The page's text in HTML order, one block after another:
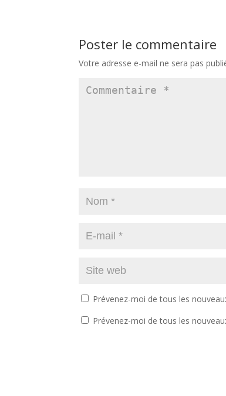
Poster le commentaire
Votre adresse e-mail ne sera pas
Prévenez-moi de tous les
Prévenez-moi de tous les